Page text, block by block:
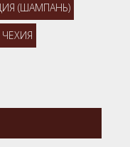
(ШАМПАНЬ)
ЧЕХИЯ